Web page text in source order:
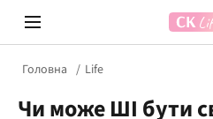
Головна Life
Чи може ШІ бути